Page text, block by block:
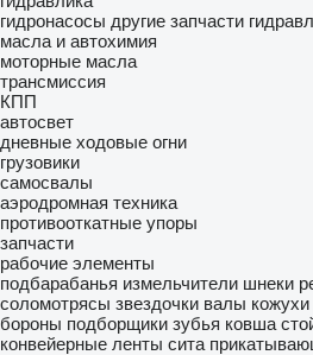
гидронасосы другие запчасти
масла и автохимия
моторные масла
трансмиссия
КПП
автосвет
дневные ходовые огни
грузовики
самосвалы
аэродромная техника
противооткатные упоры
запчасти
рабочие элементы
подбарабанья измельчители шнеки
соломотрясы звездочки валы
бороны подборщики зубья ковша
конвейерные ленты сита